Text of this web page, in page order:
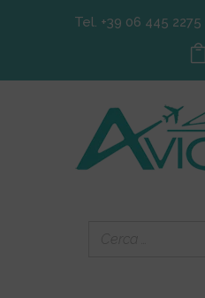
Tel. +39 06 445 2275